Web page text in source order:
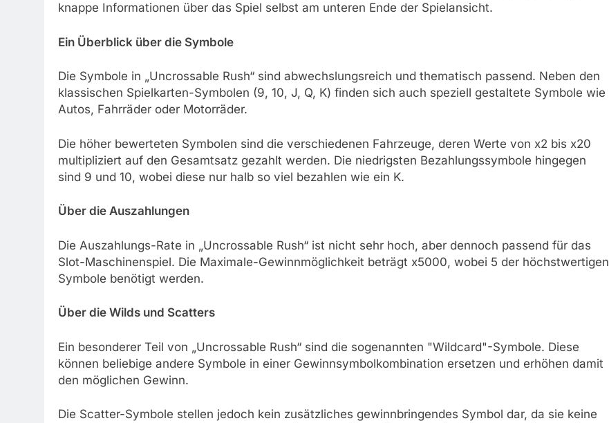
knappe Informationen über das Spiel selbst am unteren Ende der Spielansicht.
Ein Überblick über die Symbole
Die Symbole in „Uncrossable Rush“ sind abwechslungsreich und thematisch passend. Neben den
klassischen Spielkarten-Symbolen (9, 10, J, Q, K) finden sich auch speziell gestaltete Symbole wie
Autos, Fahrräder oder Motorräder.
Die höher bewerteten Symbolen sind die verschiedenen Fahrzeuge, deren Werte von x2 bis x20
multipliziert auf den Gesamtsatz gezahlt werden. Die niedrigsten Bezahlungssymbole hingegen
sind 9 und 10, wobei diese nur halb so viel bezahlen wie ein K.
Über die Auszahlungen
Die Auszahlungs-Rate in „Uncrossable Rush“ ist nicht sehr hoch, aber dennoch passend für das
Slot-Maschinenspiel. Die Maximale-Gewinnmöglichkeit beträgt x5000, wobei 5 der höchstwertigen
Symbole benötigt werden.
Über die Wilds und Scatters
Ein besonderer Teil von „Uncrossable Rush“ sind die sogenannten "Wildcard"-Symbole. Diese
können beliebige andere Symbole in einer Gewinnsymbolkombination ersetzen und erhöhen damit
den möglichen Gewinn.
Die Scatter-Symbole stellen jedoch kein zusätzliches gewinnbringendes Symbol dar, da sie keine